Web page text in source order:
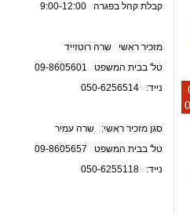
קבלת קהל בפגרה 9:00-12:00
מזכיר ראשי שרה רוטזייד
טל' בבית המשפט 09-8605601
נייד: 050-6256514
סגן מזכיר ראשי: שרה עמיר
טל' בבית המשפט 09-8605657
נייד: 050-6255118